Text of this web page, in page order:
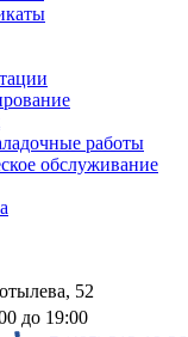
работы
обслуживание
52
до 19:00